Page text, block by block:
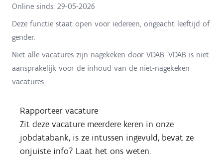
Online sinds: 29-05-2026
Deze functie staat open voor iedereen, ongeacht leeftijd of
gender.
Niet alle vacatures zijn nagekeken door VDAB. VDAB is niet
aansprakelijk voor de inhoud van de niet-nagekeken
vacatures.
Rapporteer vacature
Zit deze vacature meerdere keren in onze
jobdatabank, is ze intussen ingevuld, bevat ze
onjuiste info? Laat het ons weten.